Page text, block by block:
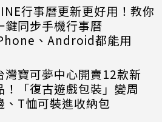
行事曆更新更好用！教你
鍵同步手機行事曆
、Android都能用
灣寶可夢中心開賣12款新
！「復古遊戲包裝」變周
、T恤可裝進收納包